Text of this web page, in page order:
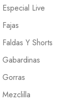
Especial Live
Fajas
Faldas Y Shorts
Gabardinas
Gorras
Mezclilla